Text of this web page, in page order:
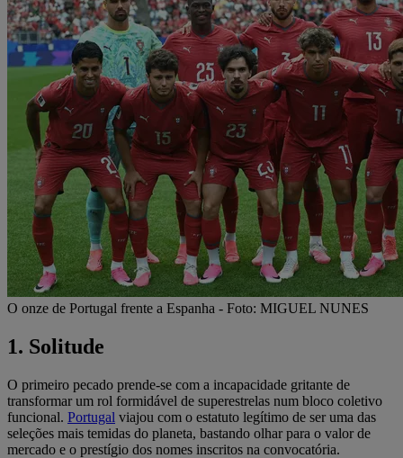
O onze de Portugal frente a Espanha - Foto: MIGUEL NUNES
1. Solitude
O primeiro pecado prende-se com a incapacidade gritante de
transformar um rol formidável de superestrelas num bloco coletivo
funcional. Portugal viajou com o estatuto legítimo de ser uma das
seleções mais temidas do planeta, bastando olhar para o valor de
mercado e o prestígio dos nomes inscritos na convocatória.